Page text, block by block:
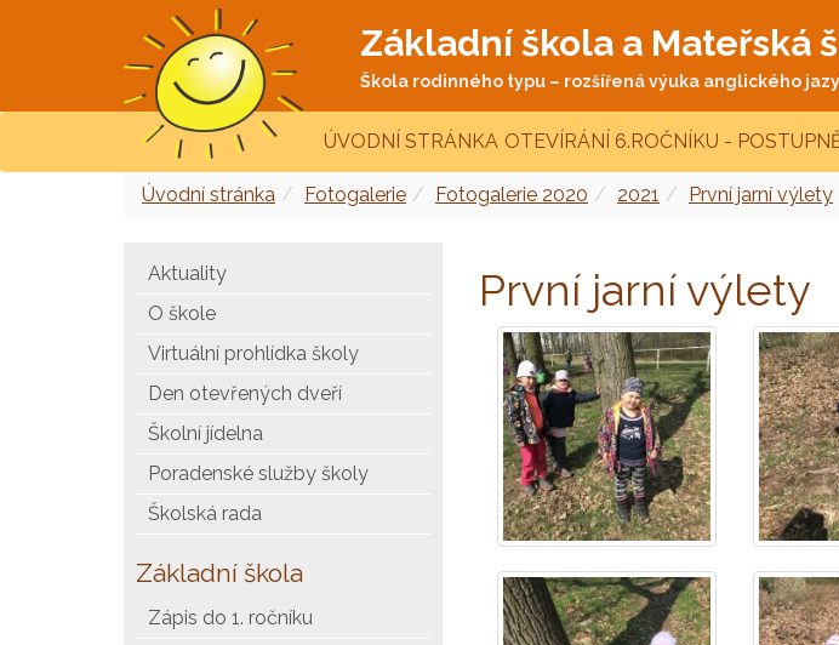
Základní škola a Mateřská
Škola rodinného typu – rozšířená výuka anglického
ÚVODNÍ STRÁNKA OTEVÍRÁNÍ 6.ROČNÍKU -
Úvodní stránka Fotogalerie Fotogalerie 2020 2021 První jarní výlety
Aktuality
O škole
Virtuální prohlídka školy
Den otevřených dveří
Školní jídelna
Poradenské služby školy
Školská rada
Základní škola
Zápis do 1. ročníku
První jarní výlety